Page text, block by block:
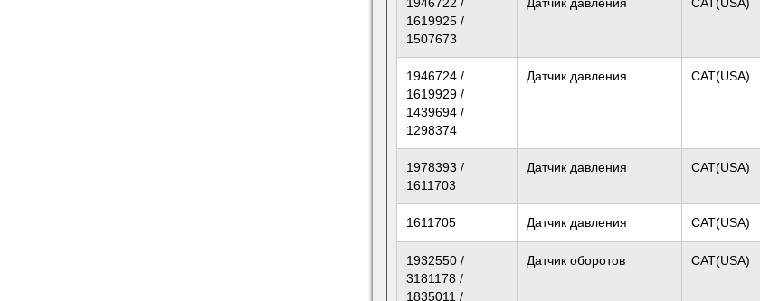
1619925 /
1507673
1946724 /
1619929 /
1439694 /
1298374
Датчик давления CAT(USA)
1978393 /
1611703
Датчик давления CAT(USA)
1611705 Датчик давления CAT(USA)
1932550 /
3181178 /
1835011 /
Датчик оборотов CAT(USA)